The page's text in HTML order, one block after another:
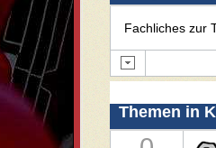
Fachliches zur
Themen in